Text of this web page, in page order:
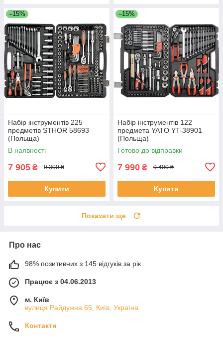
–15%
Набір інструментів 225
предметів STHOR 58693
(Польща)
В наявності
7 905 ₴ 9 300 ₴
Купити
–15%
Набір інструментів 122
предмета YATO YT-38901
(Польща)
Готово до відправки
7 990 ₴ 9 400 ₴
Купити
Показати ще
Про нас
98% позитивних з 145 відгуків за рік
Працює з 04.06.2013
м. Київ
вулиця Райдужна 65, Київ, Україна
Контакти